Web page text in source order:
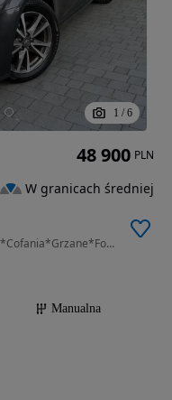
1 / 6
1798 cm3 • 147 KM • FULL*LEDY*Kamera*Cofania*Grzane*Fotele*Serwis*ASO*Zarejestrowany
Manualna
48 900 PLN
W granicach średniej